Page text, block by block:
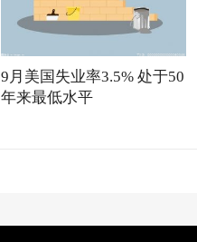
9月美国失业率3.5% 处于50
年来最低水平